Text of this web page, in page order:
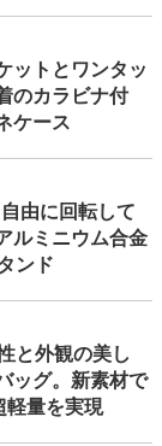
ットとワンタッ
のカラビナ付
ケース
由に回転して
ルミニウム合金
ンド
と外観の美し
ッグ。新素材で
軽量を実現